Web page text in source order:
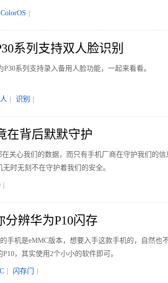
ColorOS
系列支持双人脸识别
系列支持录入备用人脸功能，一起来看看。
识别
在背后默默守护
关心我们的数据，而只有手机厂商在守护我们的
时无刻不在守护着我们的安全。
辨华为P10闪存
手机是eMMC版本，想要入手这款手机的，自然也
，其实使用2个小小的软件即可。
闪存门